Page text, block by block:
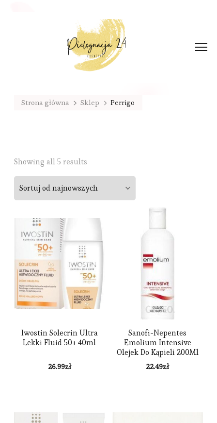
Strona główna Sklep Perrigo
Showing all 5 results
by
latest
Iwostin Solecrin Ultra
Lekki Fluid 50+ 40ml
26.99zł
Sanofi-Nepentes
Emolium Intensive
Olejek Do Kąpieli 200Ml
22.49zł